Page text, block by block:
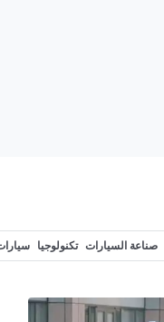
صناعة السيارات تكنولوجيا